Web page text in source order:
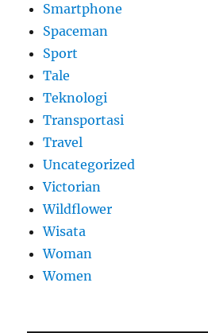
Smartphone
Spaceman
Sport
Tale
Teknologi
Transportasi
Travel
Uncategorized
Victorian
Wildflower
Wisata
Woman
Women